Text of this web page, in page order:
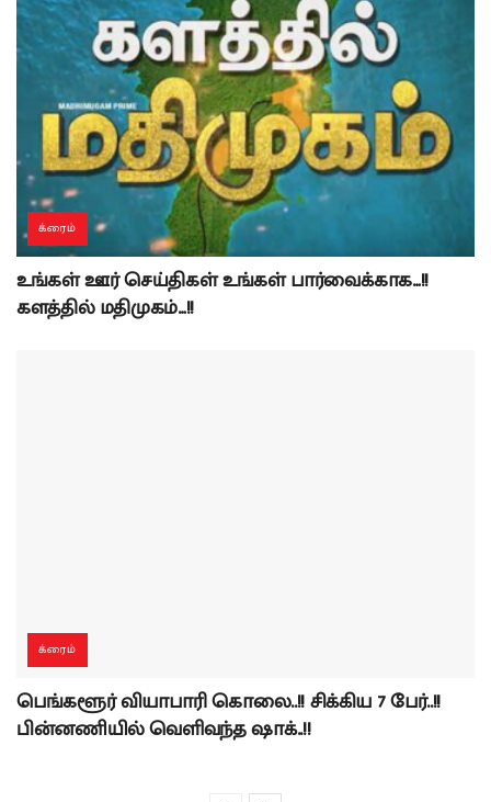
க்ரைம்
உங்கள் ஊர் செய்திகள் உங்கள் பார்வைக்காக…!!
களத்தில் மதிமுகம்…!!
க்ரைம்
பெங்களூர் வியாபாரி கொலை..!! சிக்கிய 7 பேர்..!!
பின்னணியில் வெளிவந்த ஷாக்..!!